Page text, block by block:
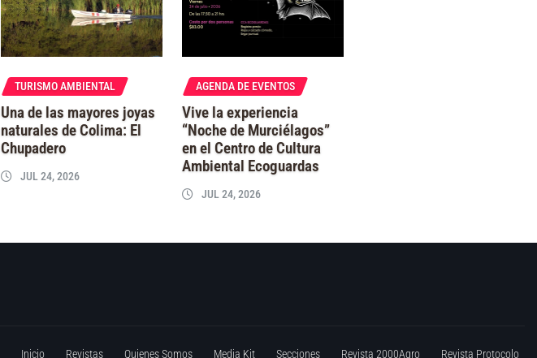
TURISMO AMBIENTAL
Una de las mayores joyas
naturales de Colima: El
Chupadero
JUL 24, 2026
AGENDA DE EVENTOS
Vive la experiencia
“Noche de Murciélagos”
en el Centro de Cultura
Ambiental Ecoguardas
JUL 24, 2026
Inicio Revistas Quienes Somos Media Kit Secciones Revista 2000Agro Revista Protocolo